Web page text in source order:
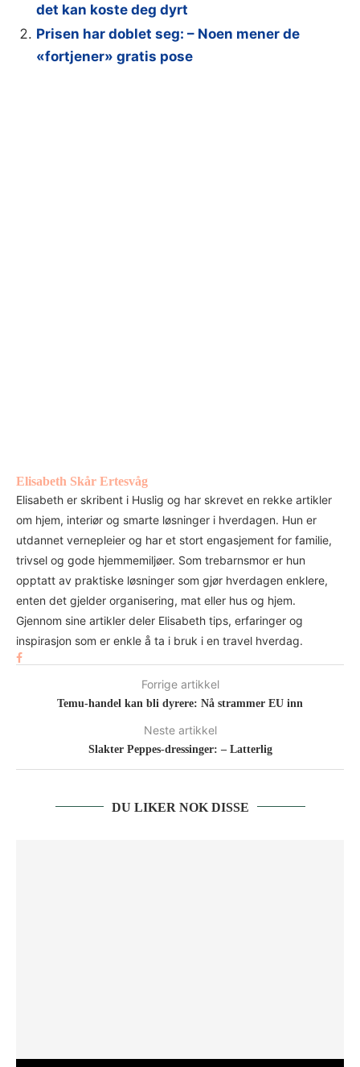
det kan koste deg dyrt
Prisen har doblet seg: – Noen mener de
«fortjener» gratis pose
Elisabeth Skår Ertesvåg
Elisabeth er skribent i Huslig og har skrevet en rekke artikler
om hjem, interiør og smarte løsninger i hverdagen. Hun er
utdannet vernepleier og har et stort engasjement for familie,
trivsel og gode hjemmemiljøer. Som trebarnsmor er hun
opptatt av praktiske løsninger som gjør hverdagen enklere,
enten det gjelder organisering, mat eller hus og hjem.
Gjennom sine artikler deler Elisabeth tips, erfaringer og
inspirasjon som er enkle å ta i bruk i en travel hverdag.
Forrige artikkel
Temu-handel kan bli dyrere: Nå strammer EU inn
Neste artikkel
Slakter Peppes-dressinger: – Latterlig
DU LIKER NOK DISSE